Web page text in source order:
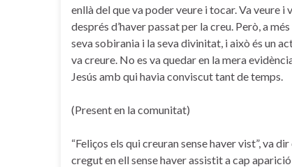
enllà del que va poder veure i tocar. Va veure
després d’haver passat per la creu. Però, a
seva sobirania i la seva divinitat, i això és un
va creure. No es va quedar en la mera
Jesús amb qui havia conviscut tant de temps.
(Present en la comunitat)
“Feliços els qui creuran sense haver vist”, va
cregut en ell sense haver assistit a cap